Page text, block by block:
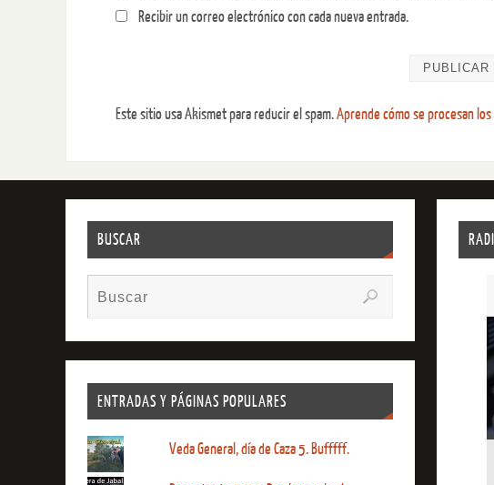
Recibir un correo electrónico con cada nueva entrada.
Este sitio usa Akismet para reducir el spam.Aprende cómo se procesan
BUSCAR
ENTRADAS Y PÁGINAS POPULARES
Veda General, día de Caza 5. Bufffff.